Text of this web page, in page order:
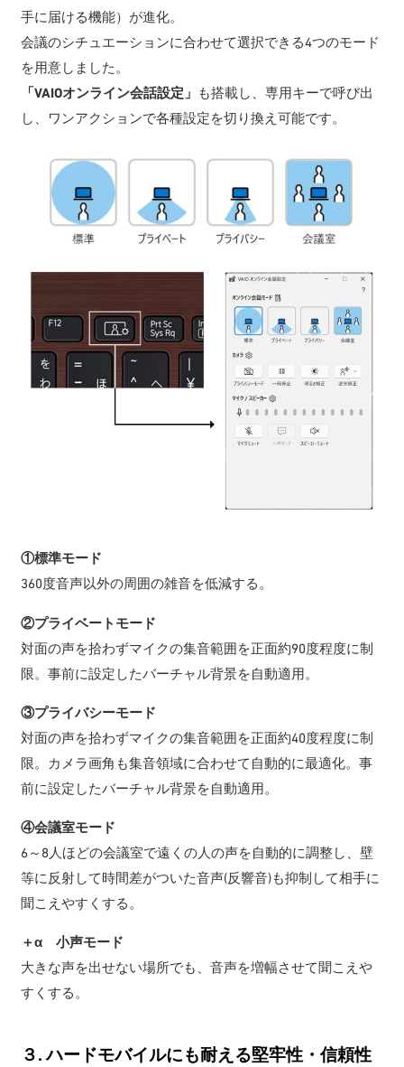
手に届ける機能）が進化。
会議のシチュエーションに合わせて選択できる4つのモード
を用意しました。
「VAIOオンライン会話設定」
も搭載し、専用キーで呼び出
し、ワンアクションで各種設定を切り換え可能です。
①標準モード
360度音声以外の周囲の雑音を低減する。
②プライベートモード
対面の声を拾わずマイクの集音範囲を正面約90度程度に制
限。事前に設定したバーチャル背景を自動適用。
③プライバシーモード
対面の声を拾わずマイクの集音範囲を正面約40度程度に制
限。カメラ画角も集音領域に合わせて自動的に最適化。事
前に設定したバーチャル背景を自動適用。
④会議室モード
6～8人ほどの会議室で遠くの人の声を自動的に調整し、壁
等に反射して時間差がついた音声(反響音)も抑制して相手に
聞こえやすくする。
＋α 小声モード
大きな声を出せない場所でも、音声を増幅させて聞こえや
すくする。
３. ハードモバイルにも耐える堅牢性・信頼性